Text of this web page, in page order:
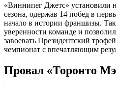
«Виннипег Джетс» установили
сезона, одержав 14 побед в
начало в истории франшизы.
уверенности команде и
завоевать Президентский
чемпионат с впечатляющим
Провал «Торонто